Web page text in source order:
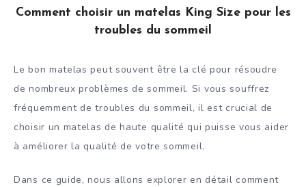
Comment choisir un matelas King Size pour les
troubles du sommeil
Le bon matelas peut souvent être la clé pour résoudre
de nombreux problèmes de sommeil. Si vous souffrez
fréquemment de troubles du sommeil, il est crucial de
choisir un matelas de haute qualité qui puisse vous aider
à améliorer la qualité de votre sommeil.
Dans ce guide, nous allons explorer en détail comment